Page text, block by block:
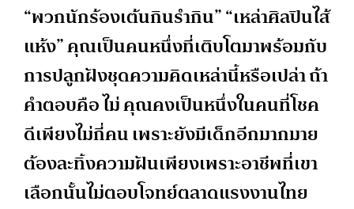
“พวกนักร้องเต้นกินรำกิน” “เหล่าศิลปินไส้
แห้ง” คุณเป็นคนหนึ่งที่เติบโตมาพร้อมกับ
การปลูกฝังชุดความคิดเหล่านี้หรือเปล่า ถ้า
คำตอบคือ ไม่ คุณคงเป็นหนึ่งในคนที่โชค
ดีเพียงไม่กี่คน เพราะยังมีเด็กอีกมากมาย
ต้องละทิ้งความฝันเพียงเพราะอาชีพที่เขา
เลือกนั้นไม่ตอบโจทย์ตลาดแรงงานไทย